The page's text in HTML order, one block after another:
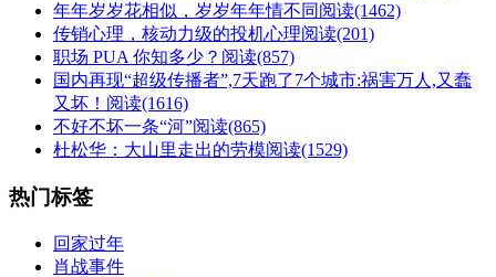
年年岁岁花相似，岁岁年年情不同 阅读(1462)
传销心理，核动力级的投机心理阅读(201)
职场 PUA 你知多少？ 阅读(857)
国内再现“超级传播者”,7天跑了7个城市:祸害万人,又蠢
又坏！ 阅读(1616)
不好不坏一条“河”阅读(865)
杜松华：大山里走出的劳模阅读(1529)
热门标签
回家过年
肖战事件